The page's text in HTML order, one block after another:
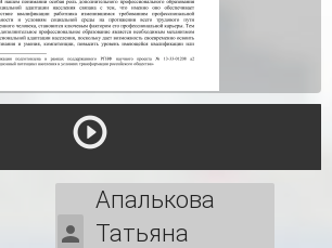
Апалькова
Татьяна